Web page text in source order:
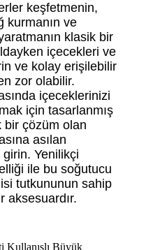
keşfetmenin,
kurmanın ve
klasik bir
içecekleri ve
ve kolay erişilebilir
zor olabilir.
içeceklerinizi
için tasarlanmış
bir çözüm olan
asılan
Yenilikçi
ile bu soğutucu
tutkununun sahip
aksesuardır.